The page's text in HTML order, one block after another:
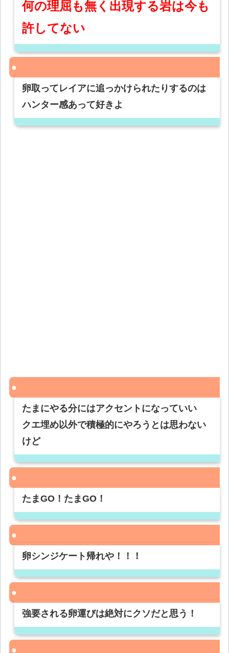
何の理屈も無く出現する岩は今も
許してない
卵取ってレイアに追っかけられたりするのは
ハンター感あって好きよ
たまにやる分にはアクセントになっていい
クエ埋め以外で積極的にやろうとは思わない
けど
たまGO！たまGO！
卵シンジケート帰れや！！！
強要される卵運びは絶対にクソだと思う！